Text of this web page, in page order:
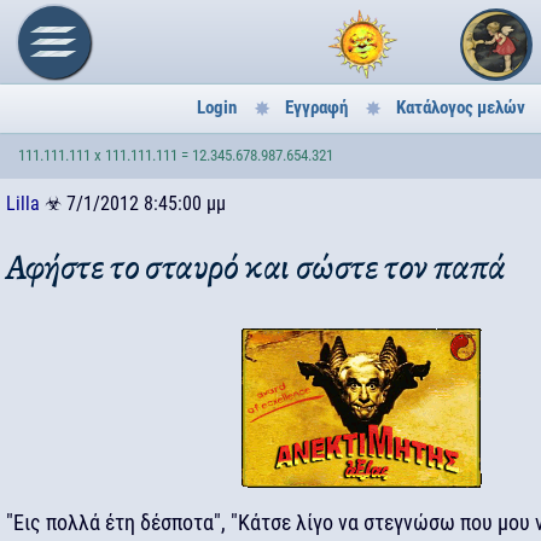
Login Εγγραφή Κατάλογος μελών
111.111.111 x 111.111.111 = 12.345.678.987.654.321
Lilla ☣ 7/1/2012 8:45:00 μμ
Αφήστε το σταυρό και σώστε τον παπά
"Εις πολλά έτη δέσποτα", "Κάτσε λίγο να στεγνώσω που μου